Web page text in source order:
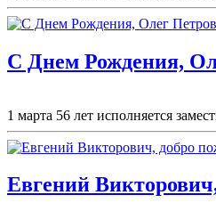
С Днем Рождения,
1 марта 56 лет исполняется
Евгений